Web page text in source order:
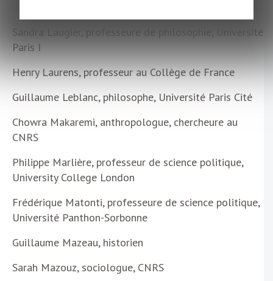
Sandra Laugier, professeure de philosophie, Université
Paris I
Henry Laurens, professeur au Collège de France
Guillaume Leblanc, philosophe, Université Paris Cité
Chowra Makaremi, anthropologue, chercheure au
CNRS
Philippe Marlière, professeur de science politique,
University College London
Frédérique Matonti, professeure de science politique,
Université Panthon-Sorbonne
Guillaume Mazeau, historien
Sarah Mazouz, sociologue, CNRS